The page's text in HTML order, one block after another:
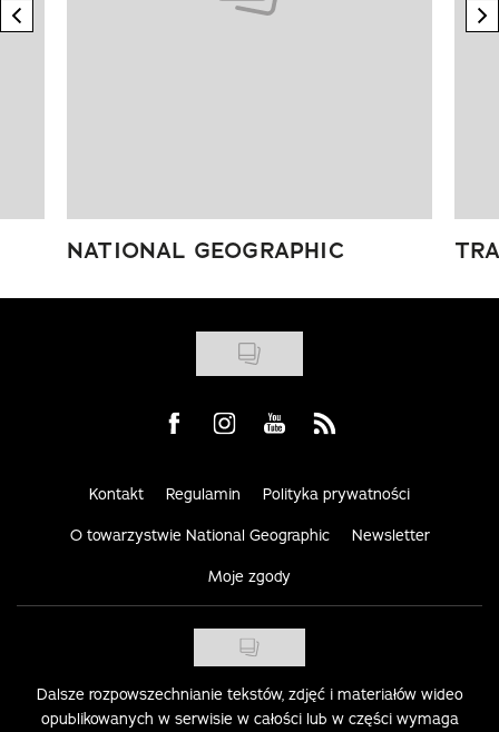
previous element
NATIONAL GEOGRAPHIC
Visit us on Facebook
Visit us on Instagram
Visit us on Youtube
Visit us on Rss
Kontakt Regulamin Polityka prywatności
O towarzystwie National Geographic Newsletter
Moje zgody
Dalsze rozpowszechnianie tekstów, zdjęć i materiałów wideo
opublikowanych w serwisie w całości lub w części wymaga